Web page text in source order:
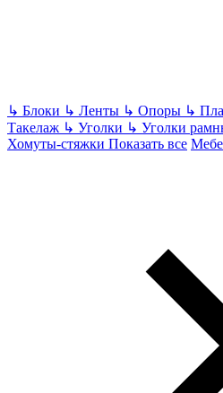
↳ Блоки ↳ Ленты ↳ Опоры ↳
Такелаж ↳ Уголки ↳ Уголки
Хомуты-стяжки Показать все